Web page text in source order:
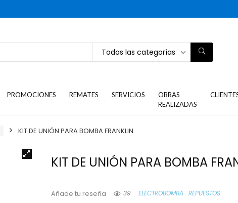
Todas las categorías
PROMOCIONES REMATES SERVICIOS
OBRAS
REALIZADAS
KIT DE UNIÓN PARA BOMBA FRANKLIN
KIT DE UNIÓN PARA BOMBA
Añade tu reseña 39 ELECTROBOMBA REPUESTOS